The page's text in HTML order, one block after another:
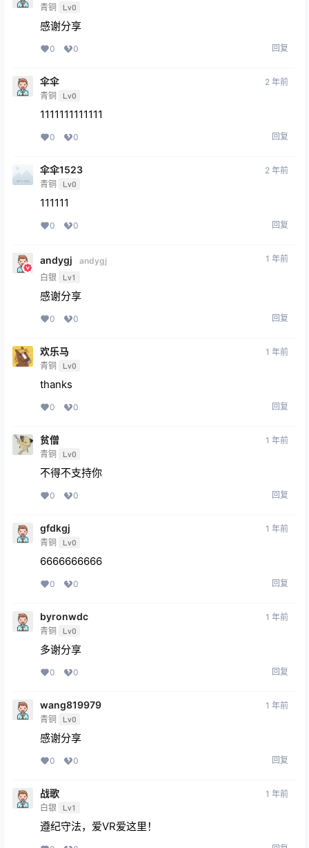
青铜 Lv0
感谢分享
0 0 回复
伞伞
青铜 Lv0
2 年前
1111111111111
0 0 回复
伞伞1523
青铜 Lv0
2 年前
111111
0 0 回复
andygj
andygj
白银
Lv1
1 年前
感谢分享
0 0 回复
欢乐马
青铜 Lv0
1 年前
thanks
0 0 回复
贫僧
青铜 Lv0
1 年前
不得不支持你
0 0 回复
gfdkgj
青铜 Lv0
1 年前
6666666666
0 0 回复
byronwdc
青铜 Lv0
1 年前
多谢分享
0 0 回复
wang819979
青铜 Lv0
1 年前
感谢分享
0 0 回复
战歌
白银 Lv1
1 年前
遵纪守法，爱VR爱这里！